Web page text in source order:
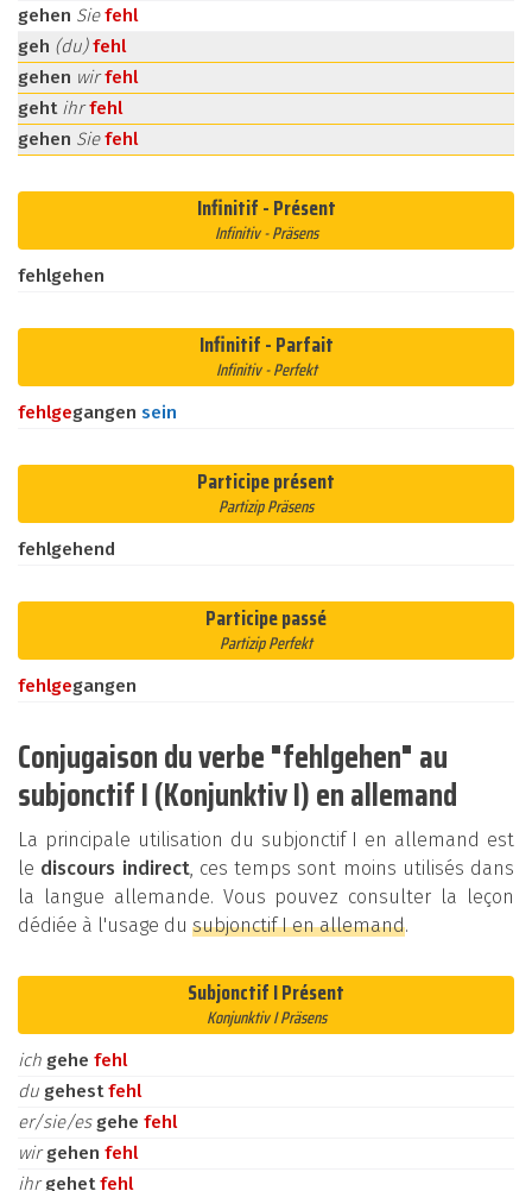
gehen Siefehl
geh (du)fehl
gehen wirfehl
geht ihrfehl
gehen Siefehl
Infinitif - Présent
Infinitiv - Präsens
fehlgehen
Infinitif - Parfait
Infinitiv - Perfekt
fehlgegangen sein
Participe présent
Partizip Präsens
fehlgehend
Participe passé
Partizip Perfekt
fehlgegangen
Conjugaison du verbe "fehlgehen" au
subjonctif I (Konjunktiv I) en allemand
La principale utilisation du subjonctif I en allemand est
le discours indirect, ces temps sont moins utilisés dans
la langue allemande. Vous pouvez consulter la leçon
dédiée à l'usage du subjonctif I en allemand.
Subjonctif I Présent
Konjunktiv I Präsens
ich gehe fehl
du gehestfehl
er/sie/es gehe fehl
wirgehen fehl
ihrgehetfehl